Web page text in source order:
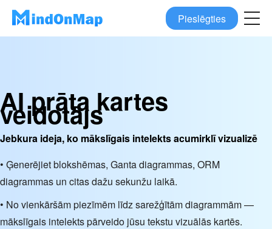
Pieslēgties
AI prāta kartes
veidotājs
Jebkura ideja, ko mākslīgais intelekts acumirklī vizualizē
• Ģenerējiet blokshēmas, Ganta diagrammas, ORM
diagrammas un citas dažu sekunžu laikā.
• No vienkāršām piezīmēm līdz sarežģītām diagrammām —
mākslīgais intelekts pārveido jūsu tekstu vizuālās kartēs.